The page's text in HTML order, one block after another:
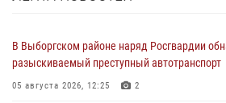
В Выборгском районе наряд Росгвардии
разыскиваемый преступный автотранспорт
05 августа 2026, 12:25 2